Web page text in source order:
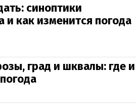
синоптики
и как изменится погода
град и шквалы: где и